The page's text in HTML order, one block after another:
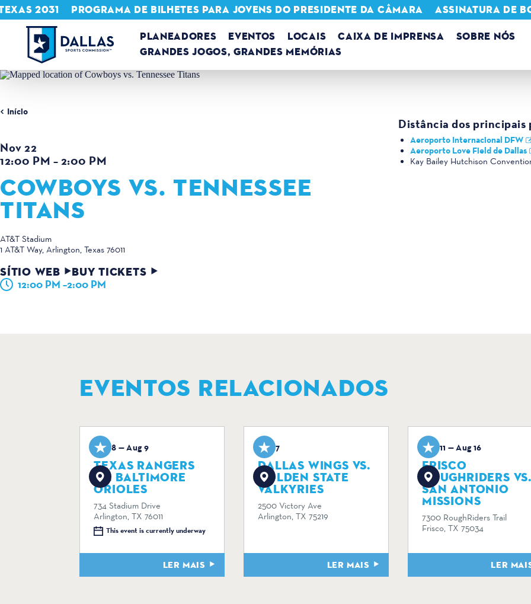
Saltar para o conteúdo
PLANEADORES EVENTOS LOCAIS CAIXA DE IMPRENSA
SOBRE NÓS
GRANDES JOGOS, GRANDES MEMÓRIAS
2031 PROGRAMA DE BILHETES PARA JOVENS DO PRESIDENTE DA CÂMARA ASSINATURA DE
Início
Nov 22
12:00 PM – 2:00 PM
COWBOYS VS. TENNESSEE
TITANS
AT&T Stadium
1 AT&T Way Arlington, Texas 76011
SÍTIO WEB BUY TICKETS
12:00 PM –2:00 PM
Distância dos
Aeroporto Internacional DFW
Aeroporto Love Field de Dallas
Kay Bailey Hutchison
EVENTOS RELACIONADOS
Aug 8 — Aug 9
TEXAS RANGERS
VS. BALTIMORE
ORIOLES
734 Stadium Drive
Arlington, TX 76011
This event is currently underway
LER MAIS
Aug 7
DALLAS WINGS VS.
GOLDEN STATE
VALKYRIES
2500 Victory Ave
Arlington, TX 75219
LER MAIS
Aug 11 — Aug 16
FRISCO
ROUGHRIDERS
SAN ANTONIO
MISSIONS
7300 RoughRiders Trail
Frisco, TX 75034
LER